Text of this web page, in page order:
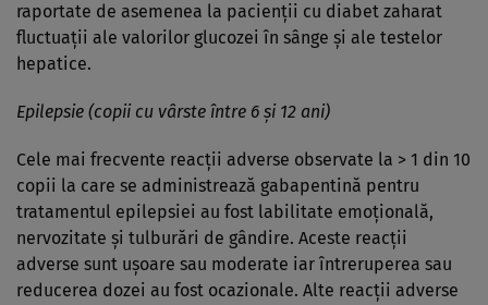
raportate de asemenea la pacienţii cu diabet zaharat
fluctuaţii ale valorilor glucozei în sânge şi ale testelor
hepatice.
Epilepsie (copii cu vârste între 6 şi 12 ani)
Cele mai frecvente reacţii adverse observate la > 1 din 10
copii la care se administrează gabapentină pentru
tratamentul epilepsiei au fost labilitate emoţională,
nervozitate şi tulburări de gândire. Aceste reacţii
adverse sunt uşoare sau moderate iar întreruperea sau
reducerea dozei au fost ocazionale. Alte reacţii adverse